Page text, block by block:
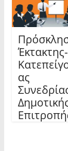
Έκτακτης-
ας